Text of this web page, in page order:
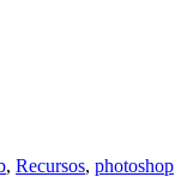
, Recursos, photoshop